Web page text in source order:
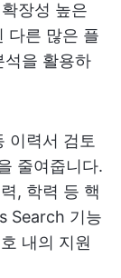
장성 높은
다른 많은 플
석을 활용하
이력서 검토
줄여줍니다.
, 학력 등 핵
Search 기능
내의 지원